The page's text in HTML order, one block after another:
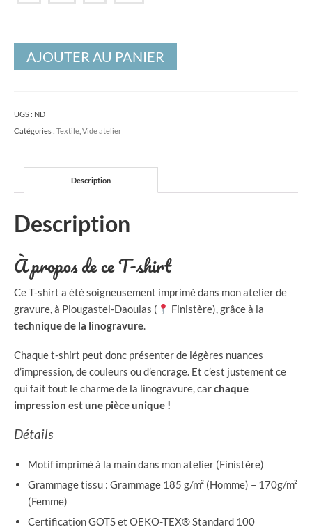
AJOUTER AU PANIER
UGS : ND
Catégories : Textile Vide atelier
Description
Description
À propos de ce T-shirt
Ce T-shirt a été soigneusement imprimé dans mon atelier de
gravure, à Plougastel-Daoulas (
Finistère), grâce à la
technique de la linogravure.
Chaque t-shirt peut donc présenter de légères nuances
d’impression, de couleurs ou d’encrage. Et c’est justement ce
qui fait tout le charme de la linogravure, carchaque
impression est une pièce unique !
Détails
Motif imprimé à la main dans mon atelier (Finistère)
Grammage tissu : Grammage 185 g/m² (Homme) – 170g/m²
(Femme)
Certification GOTS et OEKO-TEX® Standard 100